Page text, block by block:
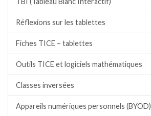
Réflexions sur les tablettes
Fiches TICE – tablettes
Outils TICE et logiciels mathématiques
Classes inversées
Appareils numériques personnels (BYOD)